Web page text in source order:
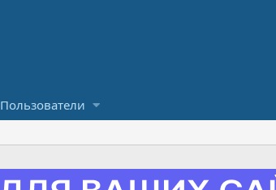
Пользователи